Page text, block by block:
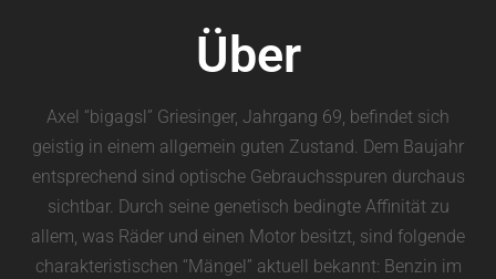
Über
Axel “bigagsl” Griesinger, Jahrgang 69, befindet sich
geistig in einem allgemein guten Zustand. Dem Baujahr
entsprechend sind optische Gebrauchsspuren durchaus
sichtbar. Durch seine genetisch bedingte Affinität zu
allem, was Räder und einen Motor besitzt, sind folgende
charakteristischen “Mängel” aktuell bekannt: Benzin im